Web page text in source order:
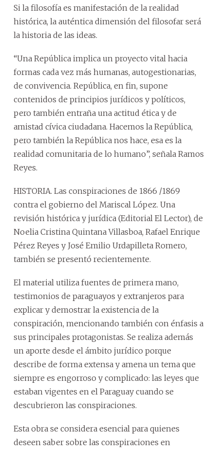
Si la filosofía es manifestación de la realidad
histórica, la auténtica dimensión del filosofar será
la historia de las ideas.
“Una República implica un proyecto vital hacia
formas cada vez más humanas, autogestionarias,
de convivencia. República, en fin, supone
contenidos de principios jurídicos y políticos,
pero también entraña una actitud ética y de
amistad cívica ciudadana. Hacemos la República,
pero también la República nos hace, esa es la
realidad comunitaria de lo humano”, señala Ramos
Reyes.
HISTORIA. Las conspiraciones de 1866 /1869
contra el gobierno del Mariscal López. Una
revisión histórica y jurídica (Editorial El Lector), de
Noelia Cristina Quintana Villasboa, Rafael Enrique
Pérez Reyes y José Emilio Urdapilleta Romero,
también se presentó recientemente.
El material utiliza fuentes de primera mano,
testimonios de paraguayos y extranjeros para
explicar y demostrar la existencia de la
conspiración, mencionando también con énfasis a
sus principales protagonistas. Se realiza además
un aporte desde el ámbito jurídico porque
describe de forma extensa y amena un tema que
siempre es engorroso y complicado: las leyes que
estaban vigentes en el Paraguay cuando se
descubrieron las conspiraciones.
Esta obra se considera esencial para quienes
deseen saber sobre las conspiraciones en